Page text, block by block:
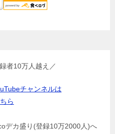
者10万人越え／
チャンネルは
ら
デカ盛り(登録10万2000人)へ